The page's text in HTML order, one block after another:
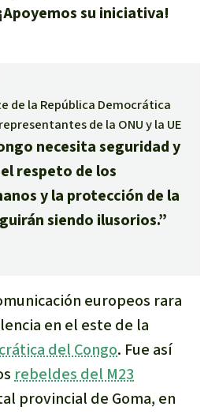
Agua
Minería
Agrotoxicos
Aceite de palma
REDD
Landgrabbing
Granjas Industriales
Para niñas y niños
su iniciativa!
de la República Democrática
de la ONU y la UE
necesita seguridad y
respeto de los
y la protección de la
siendo ilusorios.”
europeos rara
en el este de la
del Congo. Fue así
rebeldes del M23
provincial de Goma, en